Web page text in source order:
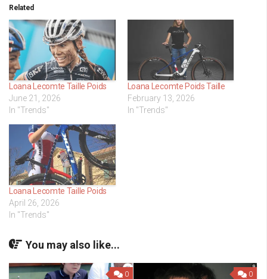
Related
Loana Lecomte Taille Poids
June 21, 2026
In "Trends"
Loana Lecomte Poids Taille
February 13, 2026
In "Trends"
Loana Lecomte Taille Poids
April 26, 2026
In "Trends"
You may also like...
0 0